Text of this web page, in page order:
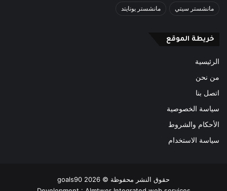
مانشستر سيتي مانشستر يونايتد
خريطة الموقع
الرئيسية
من نحن
اتصل بنا
سياسة الخصوصية
الأحكام والشروط
سياسة الاستخدام
حقوق النشر محفوظة © goals90 2026